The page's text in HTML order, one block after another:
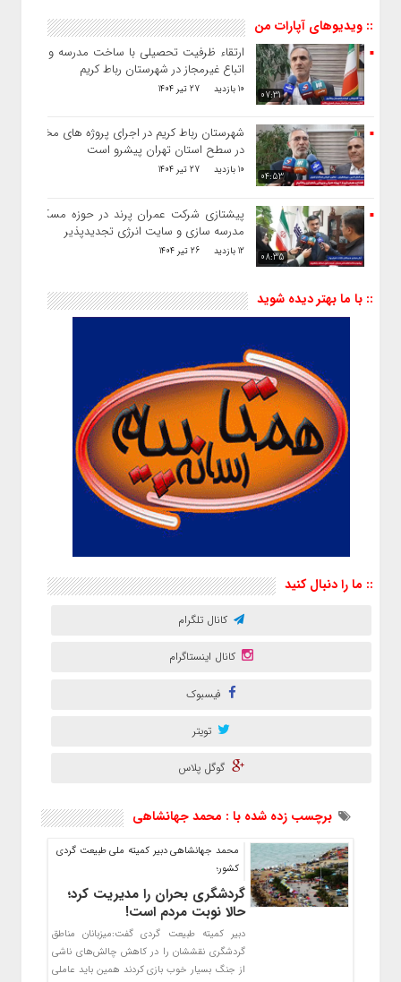
:: ویدیوهای آپارات من
07:31
ارتقاء ظرفیت تحصیلی با ساخت مدرسه و طرد
اتباع غیرمجاز در شهرستان رباط کریم
10 بازدید 27 تیر 1404
04:53
شهرستان رباط کریم در اجرای پروژه های مختلف
در سطح استان تهران پیشرو است
10 بازدید 27 تیر 1404
08:35
پیشتازی شرکت عمران پرند در حوزه مسکن ،
مدرسه سازی و سایت انرژی تجدیدپذیر
12 بازدید 26 تیر 1404
:: با ما بهتر دیده شوید
:: ما را دنبال کنید
کانال تلگرام
کانال اینستاگرام
فیسبوک
تویتر
گوگل پلاس
برچسب زده شده با : محمد جهانشاهی
محمد جهانشاهی دبیر کمیته ملی طبیعت گردی
کشور؛
گردشگری بحران را مدیریت کرد؛
حالا نوبت مردم است!
دبیر کمیته طبیعت گردی گفت:میزبانان مناطق
گردشگری نقششان را در کاهش چالش‌های ناشی
از جنگ بسیار خوب بازی کردند همین باید عاملی